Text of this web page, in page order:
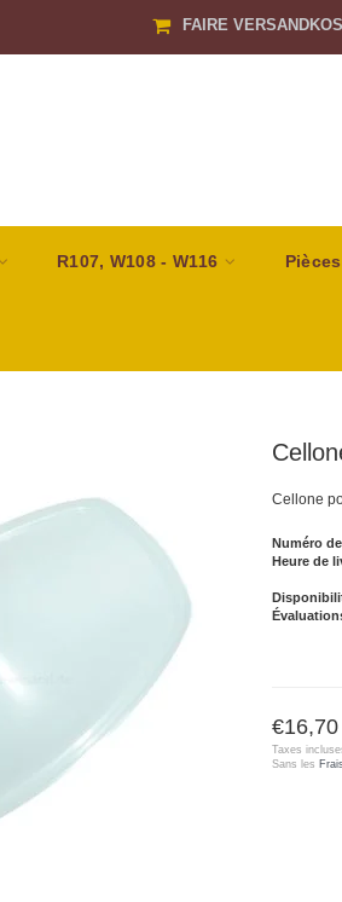
FAIRE
R107, W108 - W116
Cellone
Numéro
Heure de
€16,70
Taxes
Sans les